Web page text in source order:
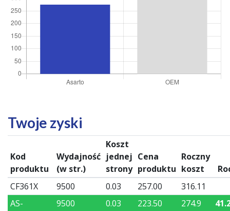
Twoje zyski
Kod
produktu
Wydajność
(w str.)
Koszt
jednej
strony
Cena
produktu
Roczny
koszt
CF361X
9500 0.03 257.00
316.11
AS-
9500 0.03 223.50 274.9